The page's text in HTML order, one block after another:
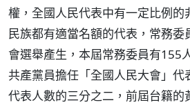
權，全國人民代表中有一定比例的
民族都有適當名額的代表，常務委
會選舉產生，本屆常務委員有155
共產黨員擔任「全國人民大會」代
代表人數的三分之二，前屆台籍的